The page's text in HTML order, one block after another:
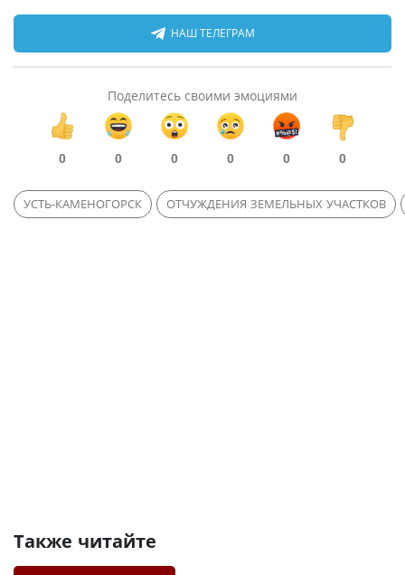
НАШ ТЕЛЕГРАМ
Поделитесь своими эмоциями
0 0 0 0 0 0
УСТЬ-КАМЕНОГОРСК ОТЧУЖДЕНИЯ ЗЕМЕЛЬНЫХ УЧАСТКОВ
Также читайте